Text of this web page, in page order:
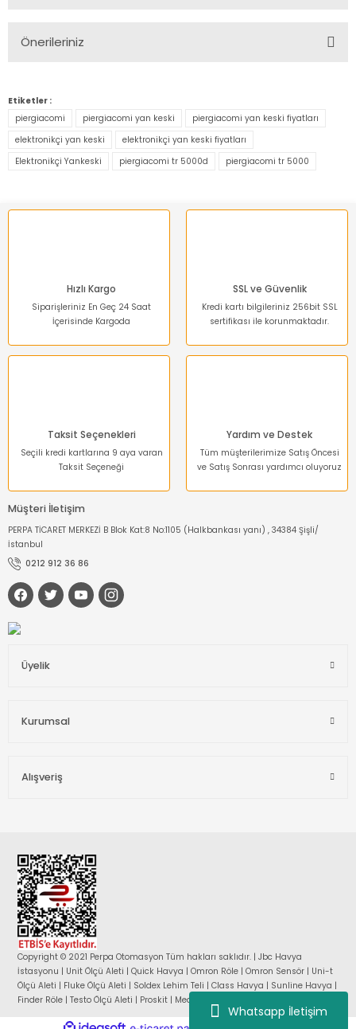
Whatsapp İletişim
Önerileriniz
konularda yetersiz gördüğünüz noktaları öneri formunu
kullanarak tarafımıza iletebilirsiniz.
Görüş ve önerileriniz için teşekkür ederiz.
Ürün resmi kalitesiz, bozuk veya görüntülenemiyor.
Ürün bilgilerinde hatalar bulunuyor.
Etiketler :
piergiacomi
piergiacomi yan keski
piergiacomi yan keski fiyatları
elektronikçi yan keski
elektronikçi yan keski fiyatları
Elektronikçi Yankeski
piergiacomi tr 5000d piergiacomi tr 5000
Hızlı Kargo
Siparişleriniz En Geç 24 Saat
İçerisinde Kargoda
SSL ve Güvenlik
Kredi kartı bilgileriniz 256bit SSL
sertifikası ile korunmaktadır.
Taksit Seçenekleri
Seçili kredi kartlarına 9 aya varan
Taksit Seçeneği
Yardım ve Destek
Tüm müşterilerimize Satış Öncesi
ve Satış Sonrası yardımcı oluyoruz
Müşteri İletişim
PERPA TİCARET MERKEZİ B Blok Kat:8 No:1105 (Halkbankası yanı) , 34384 Şişli/
İstanbul
0212 912 36 86
Üyelik
Kurumsal
Alışveriş
Copyright © 2021 Perpa Otomasyon Tüm hakları saklıdır. | Jbc Havya
İstasyonu | Unit Ölçü Aleti | Quick Havya | Omron Röle | Omron Sensör | Uni-t
Ölçü Aleti | Fluke Ölçü Aleti | Soldex Lehim Teli | Class Havya | Sunline Havya |
Finder Röle | Testo Ölçü Aleti | Proskit | Mean Well Güç Kaynağı |
ideasoft